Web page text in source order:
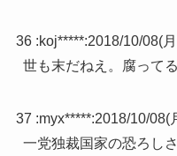
36 :koj*****:2018/10/08(
世も末だねえ。腐ってる
37 :myx*****:2018/10/08(
一党独裁国家の恐ろし